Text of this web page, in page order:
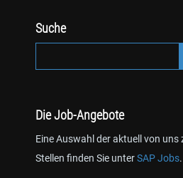
Suche
Die Job-Angebote
Eine Auswahl der aktuell von uns
Stellen finden Sie unterSAP Jobs.